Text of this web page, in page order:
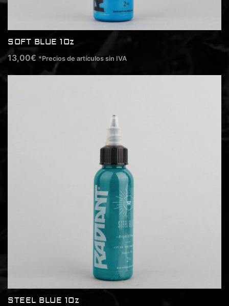
SOFT BLUE 1Oz
13,00€ *Precios de artículos sin IVA
STEEL BLUE 1Oz